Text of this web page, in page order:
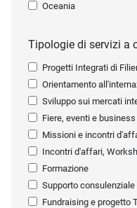
Oceania
Tipologie di servizi a
Progetti Integrati di
Orientamento
Sviluppo sui mercati
Fiere, eventi e
Missioni e incontri
Incontri d'affari,
Formazione
Supporto consulenziale
Fundraising e progetto